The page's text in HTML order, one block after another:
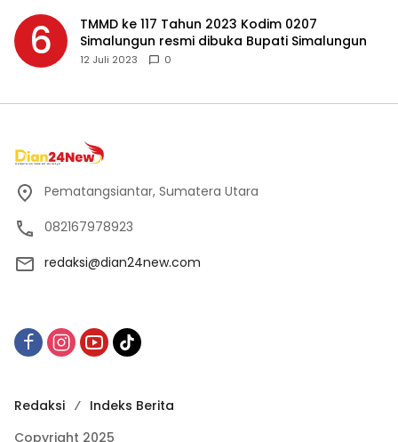
6
TMMD ke 117 Tahun 2023 Kodim 0207
Simalungun resmi dibuka Bupati Simalungun
12 Juli 2023 0
Pematangsiantar, Sumatera Utara
082167978923
redaksi@dian24new.com
Redaksi
Indeks Berita
Copyright 2025